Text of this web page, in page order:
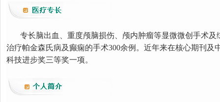
专长脑出血、重度颅脑损伤、颅内肿瘤等显微微创手术
治疗帕金森氏病及癫痫的手术300余例。近年来在核心期刊及
科技进步奖三等奖一项。